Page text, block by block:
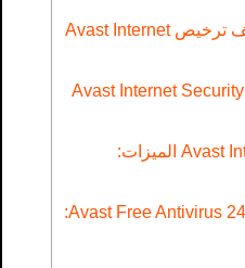
كل التوضيحات حول ملف ترخيص Avast Internet
نظرة عامة على برنامج Avast Internet Security